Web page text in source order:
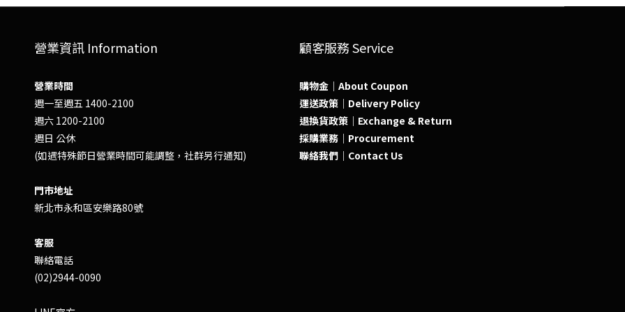
營業資訊 Information
營業時間
週一至週五 1400-2100
週六 1200-2100
週日 公休
(如遇特殊節日營業時間可能調整，社群另行通知)
門市地址
新北市永和區安樂路80號
客服
聯絡電話
(02)2944-0090
顧客服務 Service
購物金｜About Coupon
運送政策｜Delivery Policy
退換貨政策｜Exchange & Return
採購業務｜Procurement
聯絡我們｜Contact Us